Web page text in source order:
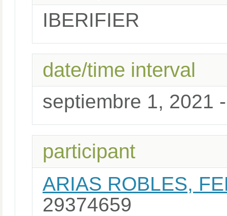
IBERIFIER
date/time interval
septiembre 1, 2021
participant
ARIAS ROBLES,
29374659